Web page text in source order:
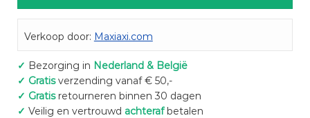
Verkoop door: Maxiaxi.com
✓ Bezorging in Nederland & België
✓ Gratisverzending vanaf € 50,-
✓ Gratisretourneren binnen 30 dagen
✓ Veilig en vertrouwd achterafbetalen